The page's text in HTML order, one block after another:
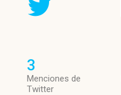
3
Menciones de
Twitter